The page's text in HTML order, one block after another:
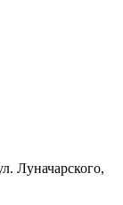
Луначарского,